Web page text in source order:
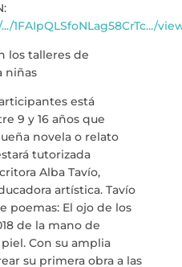
1FAIpQLSfoNLag58CrTc.../
los talleres de
niñas
está
9 y 16 años que
novela o relato
tutorizada
Alba Tavío,
artística. Tavío
poemas: El ojo de los
de la mano de
Con su amplia
su primera obra a las